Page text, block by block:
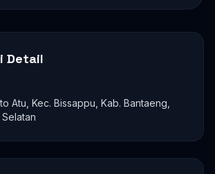
Detail
Atu, Kec. Bissappu, Kab. Bantaeng,